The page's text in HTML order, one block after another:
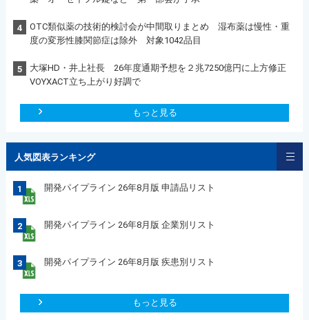
4
OTC類似薬の技術的検討会が中間取りまとめ 湿布薬は慢性・重
度の変形性膝関節症は除外 対象1042品目
5
大塚HD・井上社長 26年度通期予想を２兆7250億円に上方修正
VOYXACT立ち上がり好調で
もっと見る
人気図表ランキング
1 開発パイプライン 26年8月版 申請品リスト
2 開発パイプライン 26年8月版 企業別リスト
3 開発パイプライン 26年8月版 疾患別リスト
もっと見る